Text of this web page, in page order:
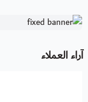
آراء العملاء